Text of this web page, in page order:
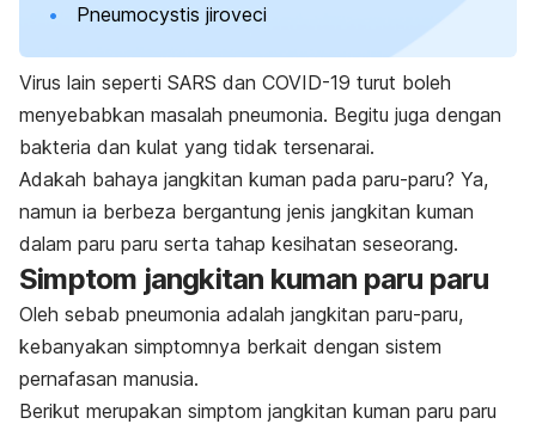
Pneumocystis jiroveci
Virus lain seperti SARS dan COVID-19 turut boleh
menyebabkan masalah pneumonia. Begitu juga dengan
bakteria dan kulat yang tidak tersenarai.
Adakah bahaya jangkitan kuman pada paru-paru? Ya,
namun ia berbeza bergantung jenis jangkitan kuman
dalam paru paru serta tahap kesihatan seseorang.
Simptom jangkitan kuman paru paru
Oleh sebab pneumonia adalah jangkitan paru-paru,
kebanyakan simptomnya berkait dengan sistem
pernafasan manusia.
Berikut merupakan simptom jangkitan kuman paru paru